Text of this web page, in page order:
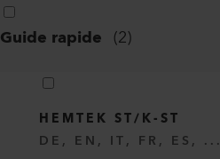
Guide rapide (2)
HEMTEK ST/K-ST
DE, EN, IT, FR, ES, ...